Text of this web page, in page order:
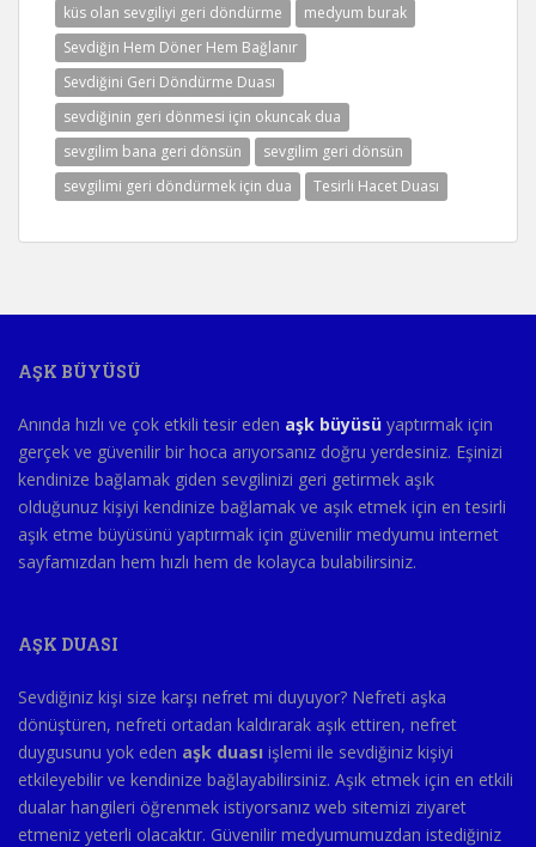
küs olan sevgiliyi geri döndürme
medyum burak
Sevdiğin Hem Döner Hem Bağlanır
Sevdiğini Geri Döndürme Duası
sevdiğinin geri dönmesi için okuncak dua
sevgilim bana geri dönsün
sevgilim geri dönsün
sevgilimi geri döndürmek için dua
Tesirli Hacet Duası
AŞK BÜYÜSÜ
Anında hızlı ve çok etkili tesir eden aşk büyüsü yaptırmak için
gerçek ve güvenilir bir hoca arıyorsanız doğru yerdesiniz. Eşinizi
kendinize bağlamak giden sevgilinizi geri getirmek aşık
olduğunuz kişiyi kendinize bağlamak ve aşık etmek için en tesirli
aşık etme büyüsünü yaptırmak için güvenilir medyumu internet
sayfamızdan hem hızlı hem de kolayca bulabilirsiniz.
AŞK DUASI
Sevdiğiniz kişi size karşı nefret mi duyuyor? Nefreti aşka
dönüştüren, nefreti ortadan kaldırarak aşık ettiren, nefret
duygusunu yok eden aşk duası işlemi ile sevdiğiniz kişiyi
etkileyebilir ve kendinize bağlayabilirsiniz. Aşık etmek için en etkili
dualar hangileri öğrenmek istiyorsanız web sitemizi ziyaret
etmeniz yeterli olacaktır. Güvenilir medyumumuzdan istediğiniz